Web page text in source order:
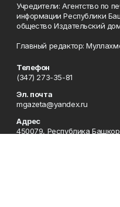
Учредители: Агентство по
информации Республики
общество Издательский
Главный редактор:
Телефон
(347) 273-35-81
Эл. почта
mgazeta@yandex.ru
Адрес
450079, Республика